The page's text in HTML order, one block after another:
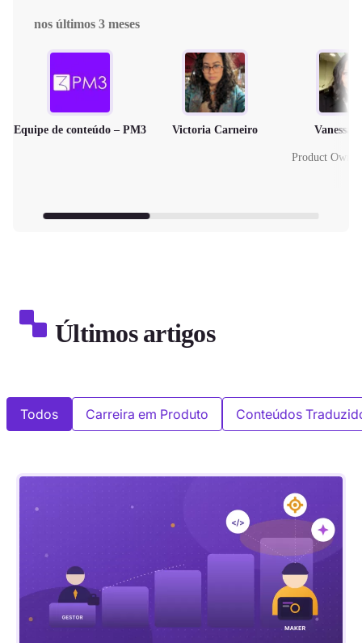
nos últimos 3 meses
Equipe de conteúdo – PM3 Victoria Carneiro Vanessa
Product
Últimos artigos
Todos Carreira em Produto Conteúdos